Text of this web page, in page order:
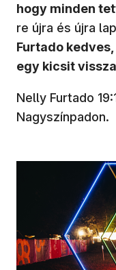
hogy minden
re újra és újra
Furtado
egy kicsit
Nelly Furtado
Nagyszínpadon.